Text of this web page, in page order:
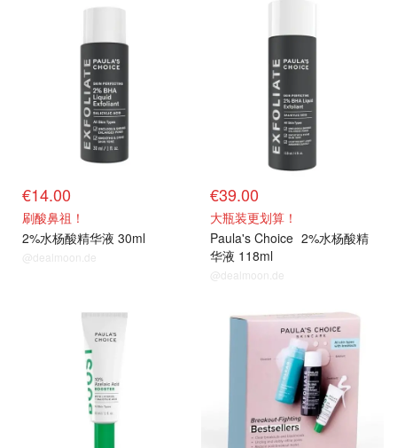
€14.00
刷酸鼻祖！
2%水杨酸精华液 30ml
@dealmoon.de
€39.00
大瓶装更划算！
Paula's Choice 2%水杨酸精
华液 118ml
@dealmoon.de